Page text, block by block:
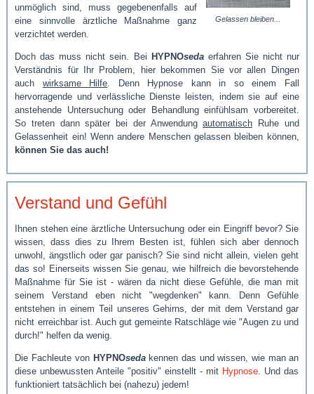
Gelassen bleiben...
unmöglich sind, muss gegebenenfalls auf
eine sinnvolle ärztliche Maßnahme ganz
verzichtet werden.
Doch das muss nicht sein. Bei HYPNOsedaerfahren Sie nicht nur
Verständnis für Ihr Problem, hier bekommen Sie vor allen Dingen
auch wirksame Hilfe . Denn Hypnose kann in so einem Fall
hervorragende und verlässliche Dienste leisten, indem sie auf eine
anstehende Untersuchung oder Behandlung einfühlsam vorbereitet.
So treten dann später bei der Anwendungautomatisch Ruhe und
Gelassenheit ein! Wenn andere Menschen gelassen bleiben können,
können Sie das auch!
Verstand und Gefühl
Ihnen stehen eine ärztliche Untersuchung oder ein Eingriff bevor? Sie
wissen, dass dies zu Ihrem Besten ist, fühlen sich aber dennoch
unwohl, ängstlich oder gar panisch? Sie sind nicht allein, vielen geht
das so! Einerseits wissen Sie genau, wie hilfreich die bevorstehende
Maßnahme für Sie ist - wären da nicht diese Gefühle, die man mit
seinem Verstand eben nicht "wegdenken" kann. Denn Gefühle
entstehen in einem Teil unseres Gehirns, der mit dem Verstand gar
nicht erreichbar ist. Auch gut gemeinte Ratschläge wie "Augen zu und
durch!" helfen da wenig.
Die Fachleute von HYPNOsedakennen das und wissen, wie man an
diese unbewussten Anteile "positiv" einstellt - mit Hypnose . Und das
funktioniert tatsächlich bei (nahezu) jedem!